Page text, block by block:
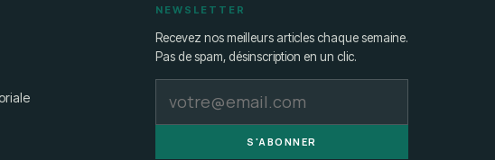
NEWSLETTER
Recevez nos meilleurs articles chaque semaine.
Pas de spam, désinscription en un clic.
S'ABONNER